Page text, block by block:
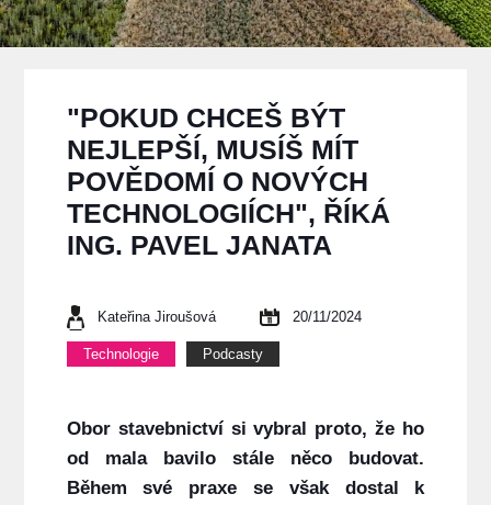
"POKUD CHCEŠ BÝT
NEJLEPŠÍ, MUSÍŠ MÍT
POVĚDOMÍ O NOVÝCH
TECHNOLOGIÍCH", ŘÍKÁ
ING. PAVEL JANATA
Kateřina Jiroušová 20/11/2024
Technologie Podcasty
Obor stavebnictví si vybral proto, že ho
od mala bavilo stále něco budovat.
Během své praxe se však dostal k